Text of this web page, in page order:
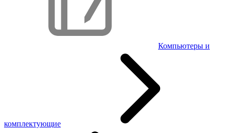
Компьютеры и
комплектующие